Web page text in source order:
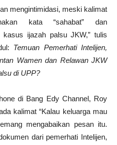
mengintimidasi, meski kalimat
kata “sahabat” dan
kasus ijazah palsu JKW,” tulis
Temuan Pemerhati Intelijen,
Wamen dan Relawan JKW
di UPP?
di Bang Edy Channel, Roy
kalimat “Kalau keluarga mau
mengabaikan pesan itu.
dari pemerhati Intelijen,